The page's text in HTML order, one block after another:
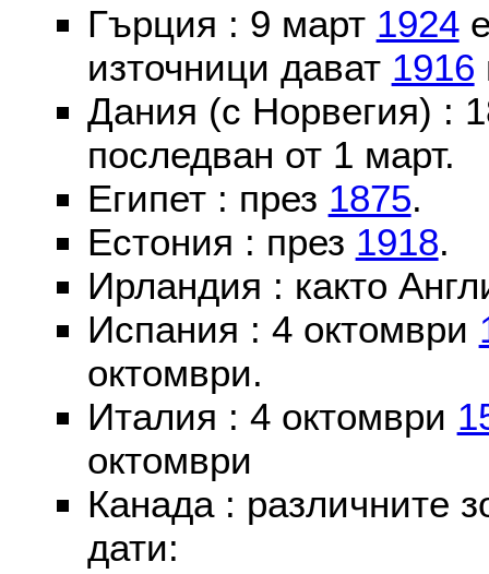
Гърция : 9 март 1924е
източници дават 1916
Дания (с Норвегия) :
последван от 1 март.
Египет : през 1875.
Естония : през 1918.
Ирландия : както
Испания : 4 октомври
октомври.
Италия : 4 октомври
октомври
Канада : различните
дати: